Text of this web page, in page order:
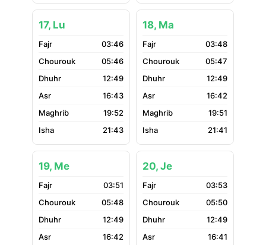
17, Lu
03:46
05:46
12:49
16:43
19:52
21:43
18, Ma
03:48
05:47
12:49
16:42
19:51
21:41
19, Me
03:51
05:48
12:49
16:42
20, Je
03:53
05:50
12:49
16:41